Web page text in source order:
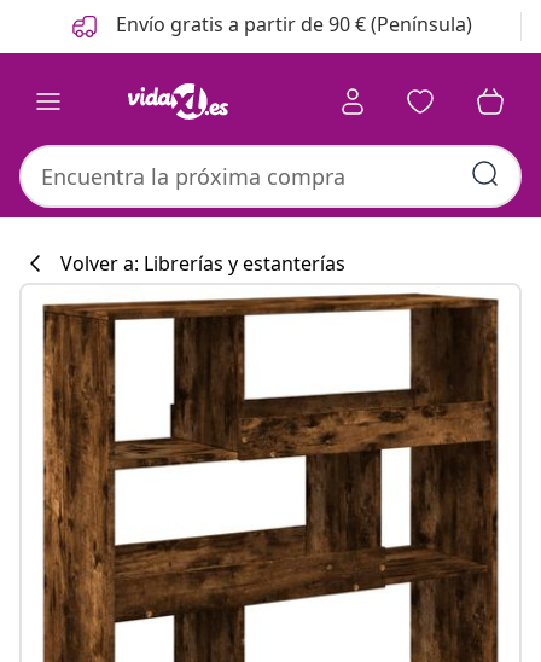
Anterior
Siguiente Envío gratis a partir de 90 € (Península)
#sharemevidaxl
Colección de
Volver a: Librerías y estanterías